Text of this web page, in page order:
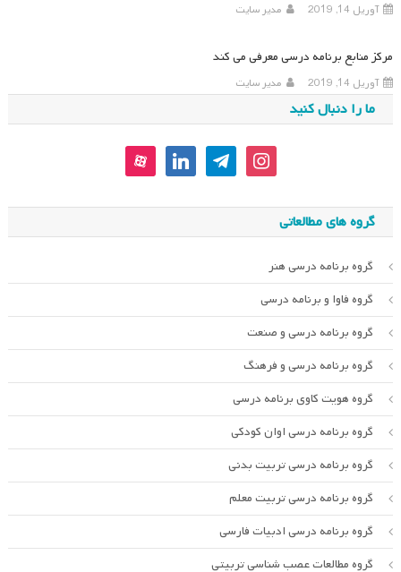
آوریل 14, 2019 مدیر سایت
مرکز منابع برنامه درسی معرفی می کند
آوریل 14, 2019 مدیر سایت
ما را دنبال کنید
instagram
telegram
linkedin
aparat
گروه های مطالعاتی
گروه برنامه درسی هنر
گروه فاوا و برنامه درسی
گروه برنامه درسی و صنعت
گروه برنامه درسی و فرهنگ
گروه هویت کاوی برنامه درسی
گروه برنامه درسی اوان کودکی
گروه برنامه درسی تربیت بدنی
گروه برنامه درسی تربیت معلم
گروه برنامه درسی ادبیات فارسی
گروه مطالعات عصب شناسی تربیتی